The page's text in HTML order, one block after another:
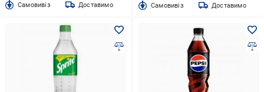
Cамовивіз Доставимо Cамовивіз Доставимо